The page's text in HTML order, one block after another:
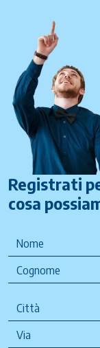
Registrati
cosa